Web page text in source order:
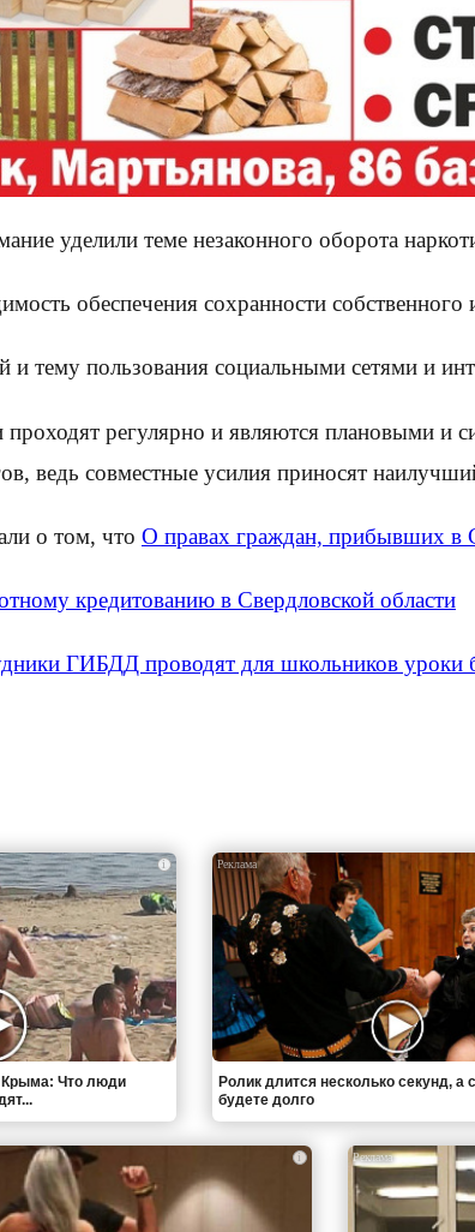
уделили теме незаконного оборота
обеспечения сохранности
тему пользования социальными сетями и
проходят регулярно и являются плановыми
ведь совместные усилия приносят
о том, что О правах граждан, прибывших в
кредитованию в Свердловской области
ГИБДД проводят для школьников уроки
i
Крыма: Что люди
Ролик длится несколько секунд, а
будете долго
i